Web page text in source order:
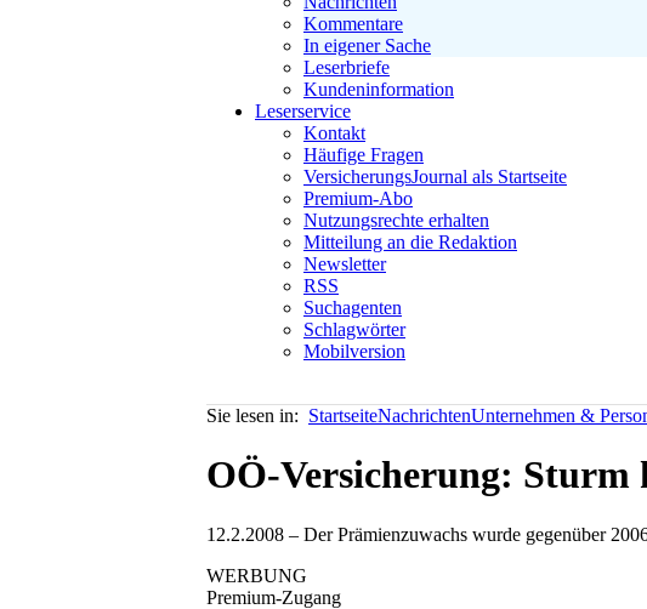
Kommentare
In eigener Sache
Leserbriefe
Kundeninformation
Leserservice
Kontakt
Häufige Fragen
VersicherungsJournal als Startseite
Premium-Abo
Nutzungsrechte erhalten
Mitteilung an die Redaktion
Newsletter
RSS
Suchagenten
Schlagwörter
Mobilversion
Sie lesen in: StartseiteNachrichtenUnternehmen &
OÖ-Versicherung: Sturm
12.2.2008 – Der Prämienzuwachs wurde gegenüber
WERBUNG
Premium-Zugang